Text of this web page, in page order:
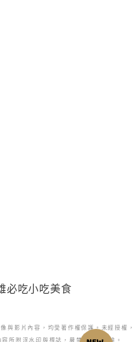
與影片內容，均受著作權保護。未經授權，
所附浮水印與標誌，嚴禁更改或移除。